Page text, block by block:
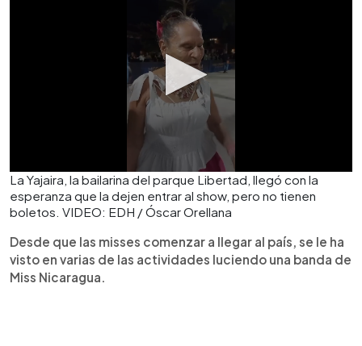
La Yajaira, la bailarina del parque Libertad, llegó con la
esperanza que la dejen entrar al show, pero no tienen
boletos. VIDEO: EDH / Óscar Orellana
Desde que las misses comenzar a llegar al país, se le ha
visto en varias de las actividades luciendo una banda de
Miss Nicaragua.